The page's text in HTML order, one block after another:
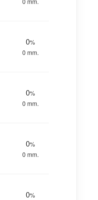
0%
0 mm.
0%
0 mm.
0%
0 mm.
0%